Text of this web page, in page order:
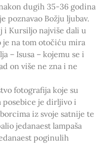
dugih 35-36 godina
poznavao Božju ljubav.
i Kursiljo najviše dali u
na tom otočiću mira
– Isusa – kojemu se i
on više ne zna i ne
fotografija koje su
posebice je dirljivo i
iz svoje satnije te
jedanaest lampaša
poginulih